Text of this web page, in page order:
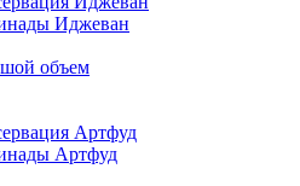
Иджеван
объем
Артфуд
Артфуд